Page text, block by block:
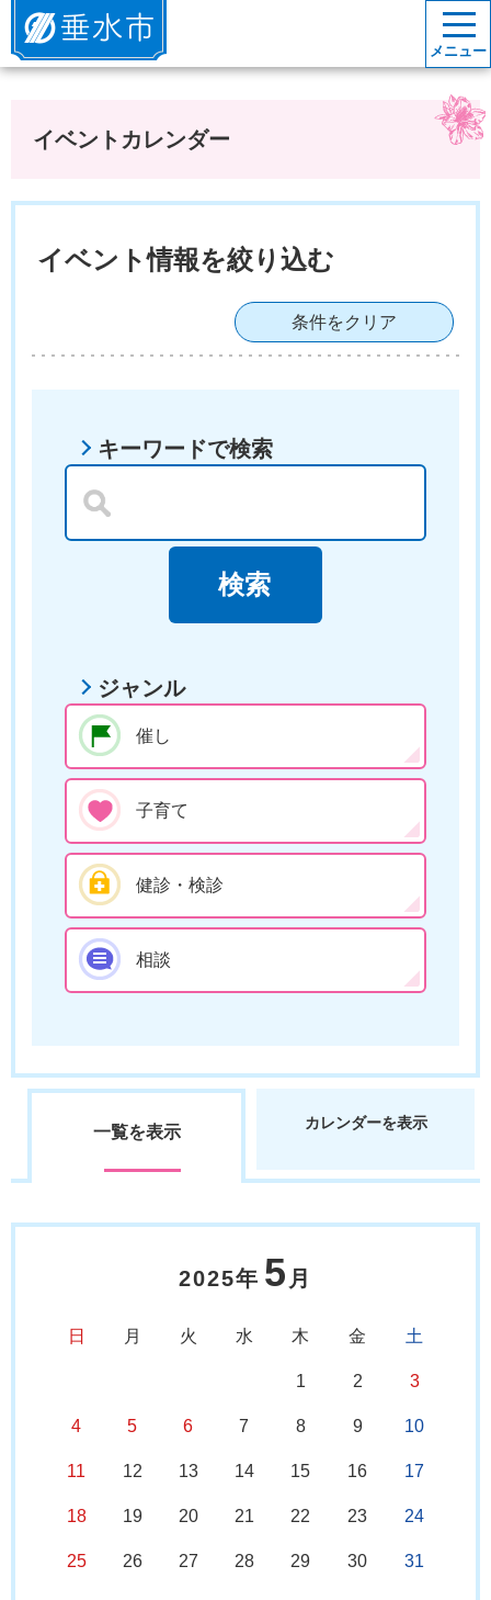
垂水市
メニュー
イベントカレンダー
イベント情報を絞り込む
条件をクリア
キーワードで検索
ジャンル
催し
子育て
健診・検診
相談
一覧を表示 カレンダーを表示
2025年 5 月
日 月 火 水 木 金 土
1 2 3
4 5 6 7 8 9 10
11 12 13 14 15 16 17
18 19 20 21 22 23 24
25 26 27 28 29 30 31